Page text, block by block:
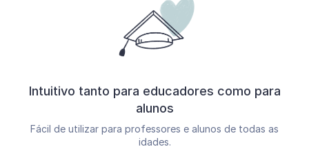
Intuitivo tanto para educadores como para
alunos
Fácil de utilizar para professores e alunos de todas as
idades.